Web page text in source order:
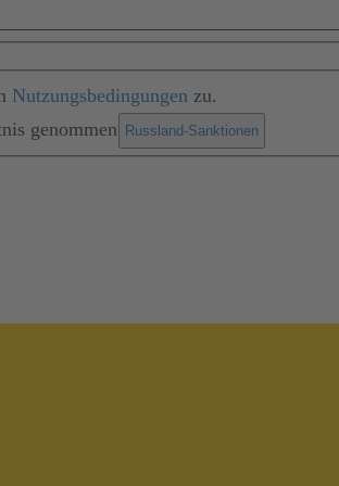
Nutzungsbedingungen zu.
genommen
Russland-Sanktionen